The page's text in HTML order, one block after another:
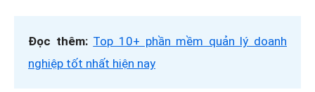
Đọc thêm: Top 10+ phần mềm quản lý doanh
nghiệp tốt nhất hiện nay